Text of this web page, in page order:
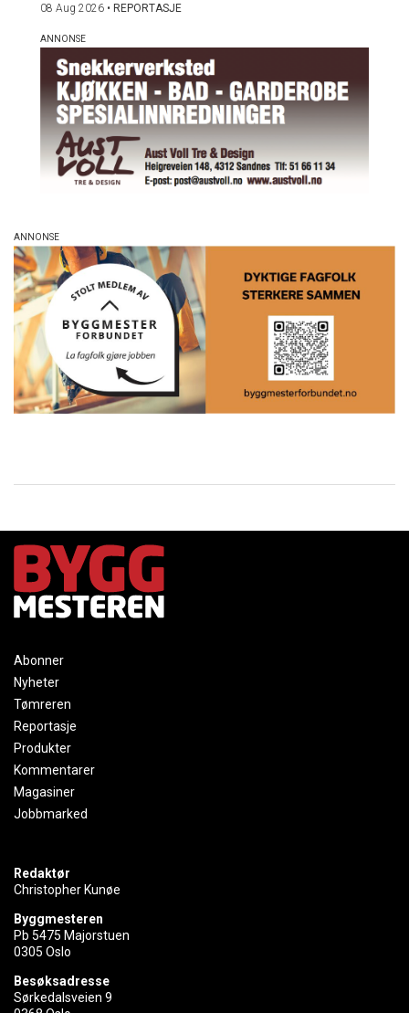
08 Aug 2026 • REPORTASJE
Abonner
Nyheter
Tømreren
Reportasje
Produkter
Kommentarer
Magasiner
Jobbmarked
Redaktør
Christopher Kunøe
Byggmesteren
Pb 5475 Majorstuen
0305 Oslo
Besøksadresse
Sørkedalsveien 9